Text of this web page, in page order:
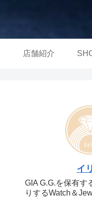
店舗紹介
イ
GIA G.G.を保有す
りするWatch＆